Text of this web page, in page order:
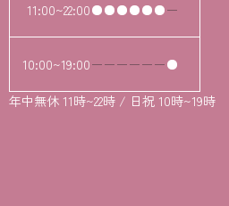
11:00~22:00
10:00~19:00
年中無休 11時~22時 / 日祝 10時~19時